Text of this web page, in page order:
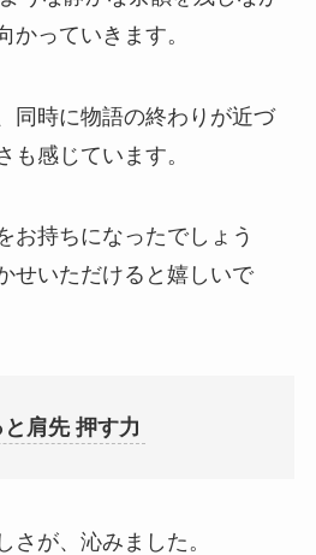
かっていきます。
同時に物語の終わりが近づ
も感じています。
お持ちになったでしょう
せいただけると嬉しいで
肩先 押す力
さが、沁みました。